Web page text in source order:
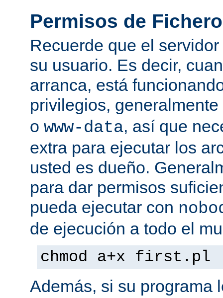
Permisos de Fichero
Recuerde que el
su usuario. Es decir,
arranca, está
privilegios,
o www-data, así que
extra para ejecutar los
usted es dueño.
para dar permisos
pueda ejecutar con
de ejecución a todo el
chmod a+x first.pl
Además, si su programa